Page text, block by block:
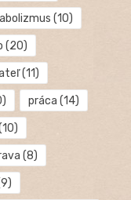
(10)
(20)
(11)
práca (14)
(8)